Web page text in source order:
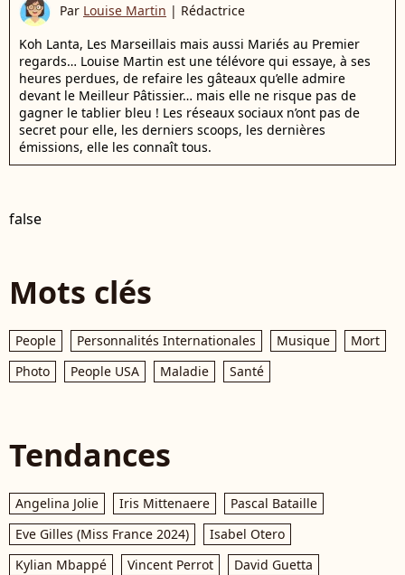
Par Louise Martin | Rédactrice
Koh Lanta, Les Marseillais mais aussi Mariés au Premier
regards… Louise Martin est une télévore qui essaye, à ses
heures perdues, de refaire les gâteaux qu’elle admire
devant le Meilleur Pâtissier… mais elle ne risque pas de
gagner le tablier bleu ! Les réseaux sociaux n’ont pas de
secret pour elle, les derniers scoops, les dernières
émissions, elle les connaît tous.
false
Mots clés
People Personnalités Internationales Musique
Mort
Photo
People USA Maladie Santé
Tendances
Angelina Jolie Iris Mittenaere
Pascal Bataille
Eve Gilles (Miss France 2024)
Isabel Otero
Kylian Mbappé
Vincent Perrot David Guetta